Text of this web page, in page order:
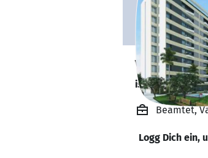
is out learning.
Beamtet,
Logg Dich ein,